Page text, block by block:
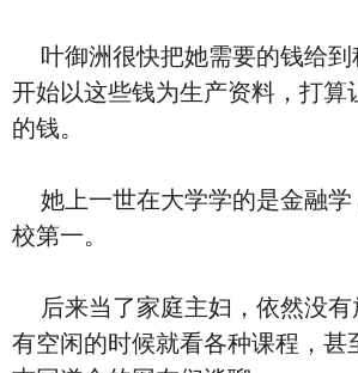
叶御洲很快把她需要的钱给到
开始以这些钱为生产资料，打算
的钱。
她上一世在大学学的是金融学
校第一。
后来当了家庭主妇，依然没有
有空闲的时候就看各种课程，甚